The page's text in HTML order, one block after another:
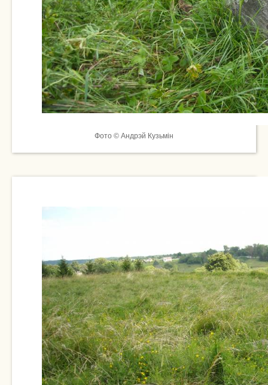
Фото © Андрэй Кузьмін